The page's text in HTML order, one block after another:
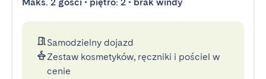
Samodzielny dojazd
Zestaw kosmetyków, ręczniki i pościel w
cenie